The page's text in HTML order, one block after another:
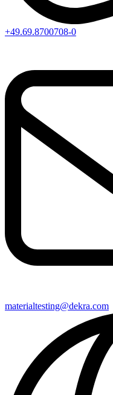
+49.69.8700708-0
materialtesting@​dekra​.com